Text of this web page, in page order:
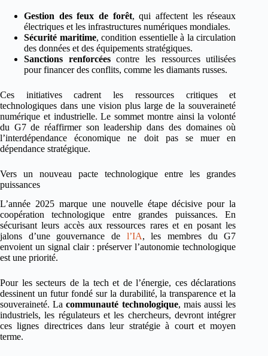
Gestion des feux de forêt, qui affectent les réseaux
électriques et les infrastructures numériques mondiales.
Sécurité maritime, condition essentielle à la circulation
des données et des équipements stratégiques.
Sanctions renforcéescontre les ressources utilisées
pour financer des conflits, comme les diamants russes.
Ces initiatives cadrent les ressources critiques et
technologiques dans une vision plus large de la souveraineté
numérique et industrielle. Le sommet montre ainsi la volonté
du G7 de réaffirmer son leadership dans des domaines où
l’interdépendance économique ne doit pas se muer en
dépendance stratégique.
Vers un nouveau pacte technologique entre les grandes
puissances
L’année 2025 marque une nouvelle étape décisive pour la
coopération technologique entre grandes puissances. En
sécurisant leurs accès aux ressources rares et en posant les
jalons d’une gouvernance de l’IA, les membres du G7
envoient un signal clair : préserver l’autonomie technologique
est une priorité.
Pour les secteurs de la tech et de l’énergie, ces déclarations
dessinent un futur fondé sur la durabilité, la transparence et la
souveraineté. Lacommunauté technologique, mais aussi les
industriels, les régulateurs et les chercheurs, devront intégrer
ces lignes directrices dans leur stratégie à court et moyen
terme.